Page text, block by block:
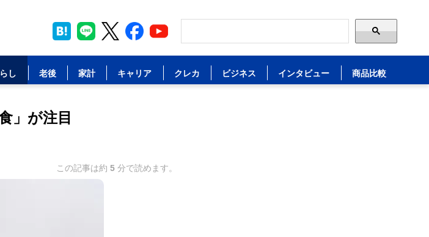
し 老後 家計 キャリア クレカ ビジネス インタビュー 商品比較
」が注目
この記事は約 5 分で読めます。